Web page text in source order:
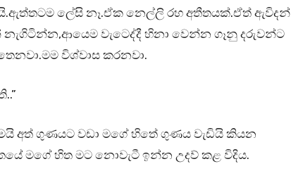
ලේසි නෑ.ඒක නෙල්ලි රහ අතීතයක්.ඒත් ඇවිදන්
නැගිටින්න,ආයෙම වැටෙද්දී හිනා වෙන්න ගෑනු දරුවන්ට
විශ්වාස කරනවා.
අත් ගුණයට වඩා මගේ හිතේ ගුණය වැඩියි කියන
මගේ හිත මට නොවැටී ඉන්න උදව් කළ විදිය.